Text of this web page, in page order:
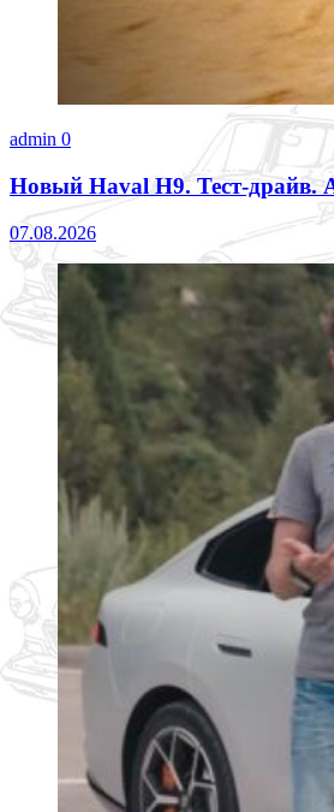
admin 0
Новый Haval H9. Тест-драйв.
07.08.2026